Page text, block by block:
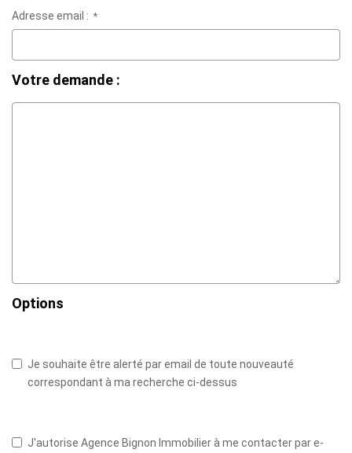
Adresse email : *
Votre demande :
Options
Je souhaite être alerté par email de toute nouveauté
correspondant à ma recherche ci-dessus
J'autorise Agence Bignon Immobilier à me contacter par e-